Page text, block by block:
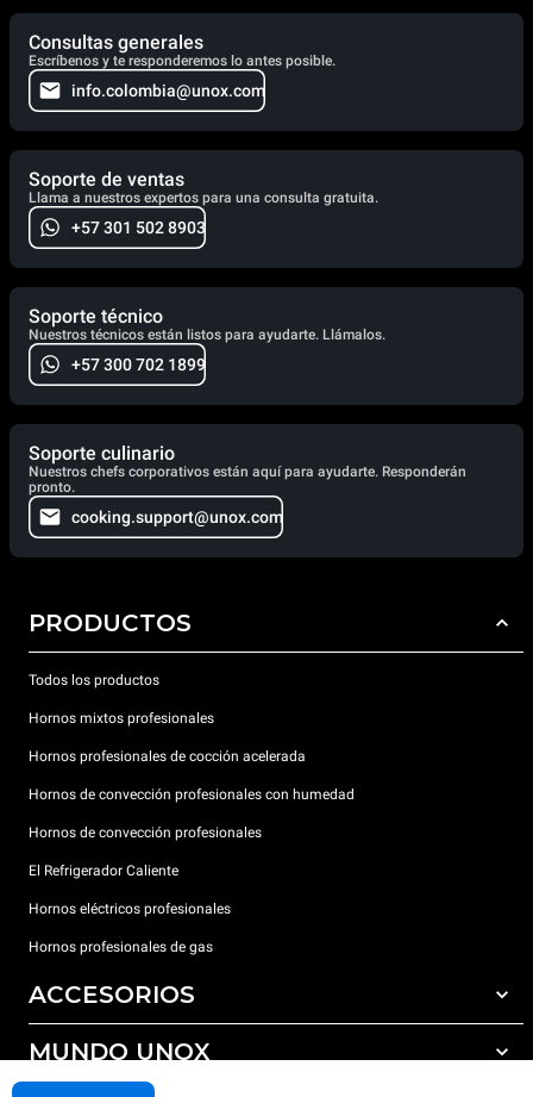
Consultas generales
Escríbenos y te responderemos lo antes posible.
info.colombia@unox.com
Soporte de ventas
Llama a nuestros expertos para una consulta gratuita.
+57 301 502 8903
Soporte técnico
Nuestros técnicos están listos para ayudarte. Llámalos.
+57 300 702 1899
Soporte culinario
Nuestros chefs corporativos están aquí para ayudarte. Responderán
pronto.
cooking.support@unox.com
PRODUCTOS
Todos los productos
Hornos mixtos profesionales
Hornos profesionales de cocción acelerada
Hornos de convección profesionales con humedad
Hornos de convección profesionales
El Refrigerador Caliente
Hornos eléctricos profesionales
Hornos profesionales de gas
ACCESORIOS
Todos los accesorios
Detergentes para lavado automático
MUNDO UNOX